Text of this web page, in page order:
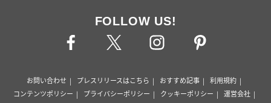
FOLLOW US!
お問い合わせ プレスリリースはこちら おすすめ記事
利用規約
コンテンツポリシー
プライバシーポリシー クッキーポリシー
運営会社